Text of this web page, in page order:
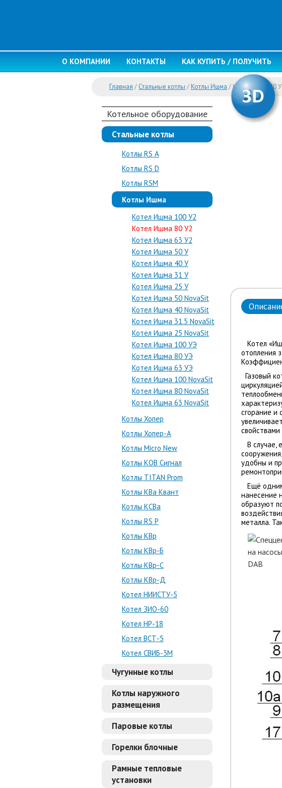
О КОМПАНИИ КОНТАКТЫ КАК КУПИТЬ / ПОЛУЧИТЬ
Главная / Стальные котлы /Котлы Ишма /Котел Ишма 80
Котельное оборудование
Стальные котлы
Котлы RS A
Котлы RS D
Котлы RSM
Котлы Ишма
Котел Ишма 100 У2
Котел Ишма 80 У2
Котел Ишма 63 У2
Котел Ишма 50 У
Котел Ишма 40 У
Котел Ишма 31 У
Котел Ишма 25 У
Котел Ишма 50 NovaSit
Котел Ишма 40 NovaSit
Котел Ишма 31.5 NovaSit
Котел Ишма 25 NovaSit
Котел Ишма 100 УЭ
Котел Ишма 80 УЭ
Котел Ишма 63 УЭ
Котел Ишма 100 NovaSit
Котел Ишма 80 NovaSit
Котел Ишма 63 NovaSit
Котлы Хопер
Котлы Хопер-А
Котлы Micro New
Котлы КОВ Сигнал
Котлы TITAN Prom
Котлы КВа Квант
Котлы КСВа
Котлы RS P
Котлы КВр
Котлы КВр-Б
Котлы КВр-С
Котлы КВр-Д
Котел НИИСТУ-5
Котел ЗИО-60
Котел НР-18
Котел ВСТ-5
Котел СВИБ-3М
Чугунные котлы
Котлы наружного
размещения
Паровые котлы
Горелки блочные
Рамные тепловые
установки
Котел
отопления
Газовый
сгорание и
В случае,
удобны и
Ещё
нанесение
образуют
металла.